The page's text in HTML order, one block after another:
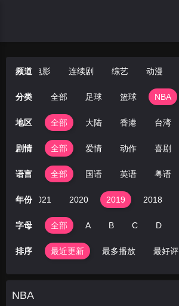
频道
剧 电影 连续剧 综艺 动漫
分类 全部 足球 篮球 NBA
地区 全部 大陆 香港 台湾
剧情 全部 爱情 动作 喜剧
语言 全部 国语 英语 粤语
年份2021 2020 2019 2018
字母 全部 A B C D
排序 最近更新 最多播放 最好评
NBA